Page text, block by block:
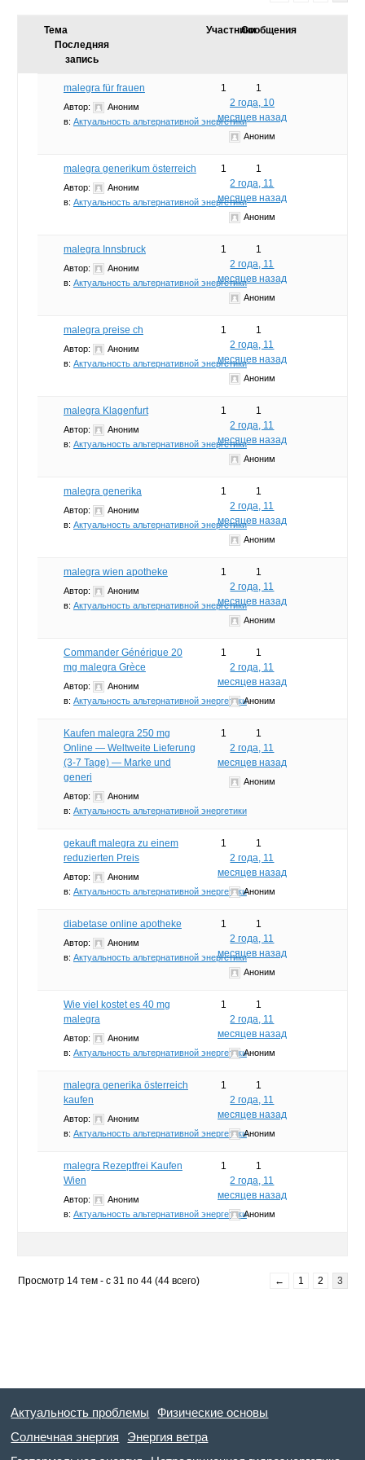
Тема УчастникиСообщения
Последняя
запись
malegra für frauen
Автор:
Аноним
в: Актуальность альтернативной энергетики
1
1
2 года, 10
месяцев назад
Аноним
malegra generikum österreich
Автор:
Аноним
в: Актуальность альтернативной энергетики
1
1
2 года, 11
месяцев назад
Аноним
malegra Innsbruck
Автор:
Аноним
в: Актуальность альтернативной энергетики
1
1
2 года, 11
месяцев назад
Аноним
malegra preise ch
Автор:
Аноним
в: Актуальность альтернативной энергетики
1
1
2 года, 11
месяцев назад
Аноним
malegra Klagenfurt
Автор:
Аноним
в: Актуальность альтернативной энергетики
1
1
2 года, 11
месяцев назад
Аноним
malegra generika
Автор:
Аноним
в: Актуальность альтернативной энергетики
1
1
2 года, 11
месяцев назад
Аноним
malegra wien apotheke
Автор:
Аноним
в: Актуальность альтернативной энергетики
1
1
2 года, 11
месяцев назад
Аноним
Commander Générique 20
mg malegra Grèce
Автор:
Аноним
в: Актуальность альтернативной энергетики
1
1
2 года, 11
месяцев назад
Аноним
Kaufen malegra 250 mg
Online — Weltweite Lieferung
(3-7 Tage) — Marke und
generi
Автор:
Аноним
в: Актуальность альтернативной энергетики
1
1
2 года, 11
месяцев назад
Аноним
gekauft malegra zu einem
reduzierten Preis
Автор:
Аноним
в: Актуальность альтернативной энергетики
1
1
2 года, 11
месяцев назад
Аноним
diabetase online apotheke
Автор:
Аноним
в: Актуальность альтернативной энергетики
1
1
2 года, 11
месяцев назад
Аноним
Wie viel kostet es 40 mg
malegra
Автор:
Аноним
в: Актуальность альтернативной энергетики
1
1
2 года, 11
месяцев назад
Аноним
malegra generika österreich
kaufen
Автор:
Аноним
в: Актуальность альтернативной энергетики
1
1
2 года, 11
месяцев назад
Аноним
malegra Rezeptfrei Kaufen
Wien
Автор:
Аноним
в: Актуальность альтернативной энергетики
1
1
2 года, 11
месяцев назад
Аноним
Просмотр 14 тем - с 31 по 44 (44 всего) ← 1 2 3
Актуальность проблемы
Физические основы
Солнечная энергия
Энергия ветра